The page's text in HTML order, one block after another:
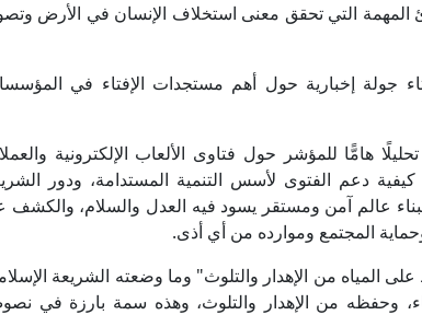
المهمة التي تحقق معنى استخلاف الإنسان في الأرض
جولة إخبارية حول أهم مستجدات الإفتاء في
هامًّا للمؤشر حول فتاوى الألعاب الإلكترونية
دعم الفتوى لأسس التنمية المستدامة، ودور
عالم آمن ومستقر يسود فيه العدل والسلام، والكشف
المجتمع وموارده من أي أذى.
المياه من الإهدار والتلوث" وما وضعته الشريعة
وحفظه من الإهدار والتلوث، وهذه سمة بارزة في